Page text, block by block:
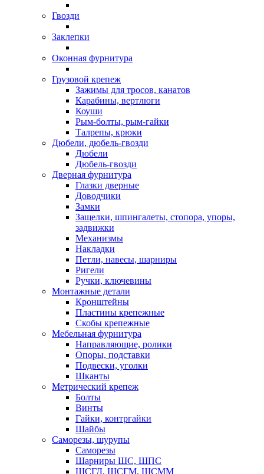
Гвозди
Заклепки
Оконная фурнитура
Грузовой крепеж
Зажимы для тросов, канатов
Карабины, вертлюги
Коуши
Рым-болты, рым-гайки
Талрепы, крюки
Дюбели, дюбель-гвозди
Дюбели
Дюбель-гвозди
Дверная фурнитура
Глазки дверные
Доводчики
Замки
Защелки, шпингалеты, стопора, упоры,
задвижки
Механизмы
Накладки
Петли, навесы, шарниры
Ригели
Ручки, ключевины
Монтажные детали
Кронштейны
Пластины крепежные
Скобы крепежные
Мебельная фурнитура
Направляющие, ролики
Опоры, подставки
Подвески, уголки
Шканты
Метрический крепеж
Болты
Винты
Гайки, контргайки
Шайбы
Саморезы, шурупы
Саморезы
Шарниры ШС, ШПС
ШСГД, ШСГМ, ШСММ